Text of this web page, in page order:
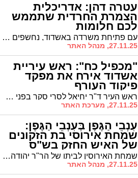
עטרה דהן: אדריכלית
הצמרת החרדית שתממש
לכם חלומות
עם פתיחת משרדה באשדוד, נחשפים תושבי העיר לאדריכלות מסוג אחר. מי האדריכלית האשדודית שעיצבה וילות פאר לאוליגרכים, אך שואבת סיפוק מלעצב לכם את הסלון כך שיענה בדיוק על החלומות שלכם?
27.11.25, מנהל האתר
"מכפיל כח": ראש עיריית
אשדוד אירח את מפקד
פיקוד העורף
ראש העיר ד"ר יחיאל לסרי סקר בפני אלוף שי קלפר את ניהול העיר במלחמת "חרבות ברזל" ומבצע "עם כלביא"; מפקד פקע"ר: "המוכנות מהווה מכפיל כוח"
27.11.25, מערכת האתר
עִנְבֵי הַגֶּפֶן בְּעִנְבֵי הַגֶּפֶן:
שמחת אירוסי בת הזקונים
של האיש החזק בש"ס
שמחת האירוסין לביתו של הר"ר יהודה אבידן מנכ"ל המשרד לשירותי הדת: רבנים ובראשם מרן הראשון לציון הגר"ד יוסף השתתפו ובירכו בשמחת האירוסין
27.11.25, מנהל האתר